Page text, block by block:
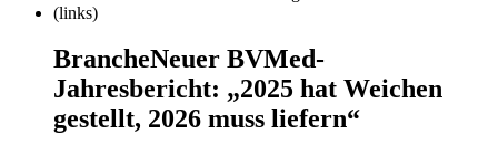
BrancheNeuer BVMed-
Jahresbericht: „2025 hat Weichen
gestellt, 2026 muss liefern“